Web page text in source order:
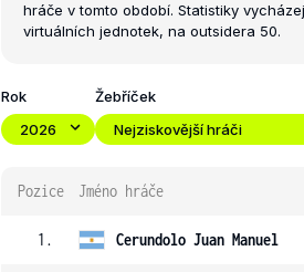
hráče v tomto období. Statistiky
virtuálních jednotek, na outsidera 50.
Rok
2026
Žebříček
Nejziskovější hráči
Pozice Jméno hráče
1. Cerundolo Juan Manuel